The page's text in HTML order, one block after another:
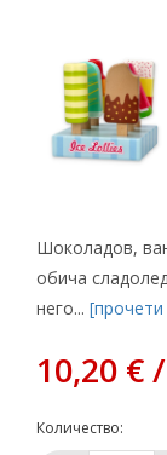
Шоколадов,
обича
него...
10,20 €
Количество: